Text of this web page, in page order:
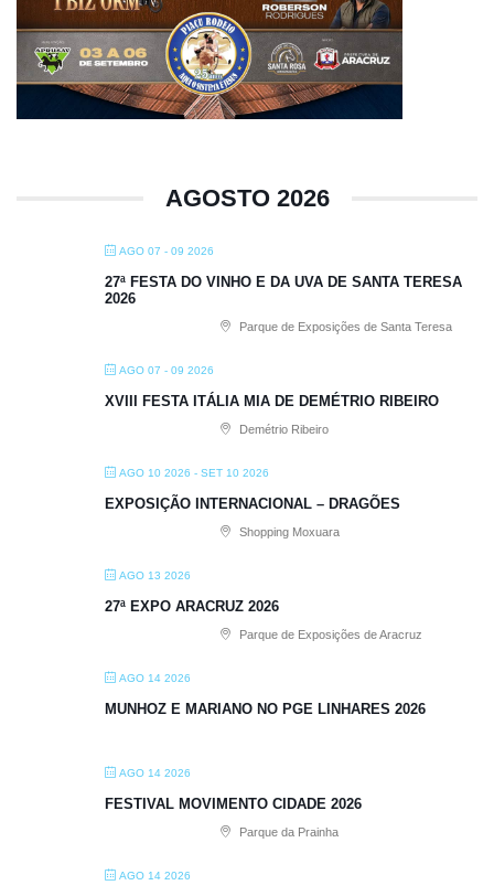
AGOSTO 2026
AGO 07 - 09 2026
27ª FESTA DO VINHO E DA UVA DE SANTA TERESA
2026
Parque de Exposições de Santa Teresa
AGO 07 - 09 2026
XVIII FESTA ITÁLIA MIA DE DEMÉTRIO RIBEIRO
Demétrio Ribeiro
AGO 10 2026 - SET 10 2026
EXPOSIÇÃO INTERNACIONAL – DRAGÕES
Shopping Moxuara
AGO 13 2026
27ª EXPO ARACRUZ 2026
Parque de Exposições de Aracruz
AGO 14 2026
MUNHOZ E MARIANO NO PGE LINHARES 2026
AGO 14 2026
FESTIVAL MOVIMENTO CIDADE 2026
Parque da Prainha
AGO 14 2026